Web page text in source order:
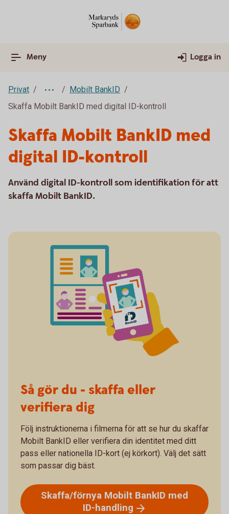
Meny Logga in
Privat
Mobilt BankID
Skaffa Mobilt BankID med digital ID-kontroll
Skaffa Mobilt BankID med
digital ID-kontroll
Använd digital ID-kontroll som identifikation för att
skaffa Mobilt BankID.
Så gör du - skaffa eller
verifiera dig
Följ instruktionerna i filmerna för att se hur du skaffar
Mobilt BankID eller verifiera din identitet med ditt
pass eller nationella ID-kort (ej körkort). Välj det sätt
som passar dig bäst.
Skaffa/förnya Mobilt BankID med
ID-handling